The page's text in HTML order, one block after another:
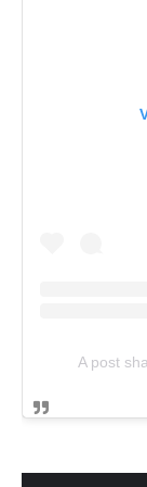
A post